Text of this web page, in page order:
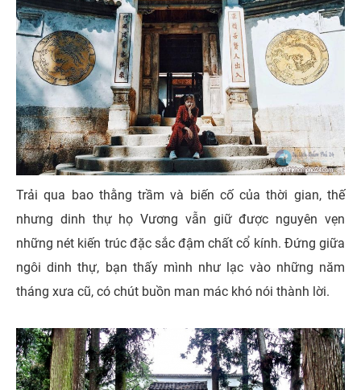
Trải qua bao thằng trầm và biến cố của thời gian, thế
nhưng dinh thự họ Vương vẫn giữ được nguyên vẹn
những nét kiến trúc đặc sắc đậm chất cổ kính. Đứng giữa
ngôi dinh thự, bạn thấy mình như lạc vào những năm
tháng xưa cũ, có chút buồn man mác khó nói thành lời.